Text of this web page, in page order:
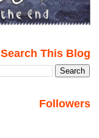
Search This Blog
Followers